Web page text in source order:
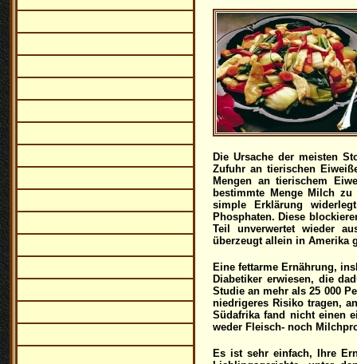
Die Ursache der meisten
Zufuhr an tierischen
Mengen an tierischem
bestimmte Menge Milch
simple Erklärung
Phosphaten. Diese
Teil unverwertet wieder
überzeugt all ein in Amerika
Eine fettarme Ernährung,
Diabetiker erwiesen, die
Studie an mehr als 25 000
niedrigeres Risiko tragen,
Südafrika fand nicht einen
weder Fleisch- noch
Es ist sehr einfach, Ihre